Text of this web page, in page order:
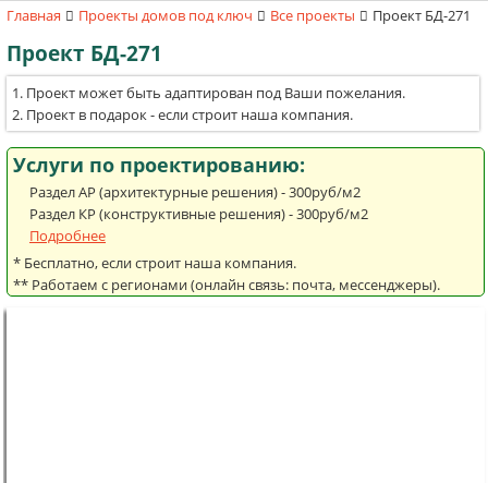
Главная Проекты домов под ключ Все проекты Проект БД-271
Проект БД-271
Проект может быть адаптирован под Ваши пожелания.
Проект в подарок - если строит наша компания.
Услуги по проектированию:
Раздел АР (архитектурные решения) - 300руб/м2
Раздел КР (конструктивные решения) - 300руб/м2
Подробнее
* Бесплатно, если строит наша компания.
** Работаем с регионами (онлайн связь: почта, мессенджеры).